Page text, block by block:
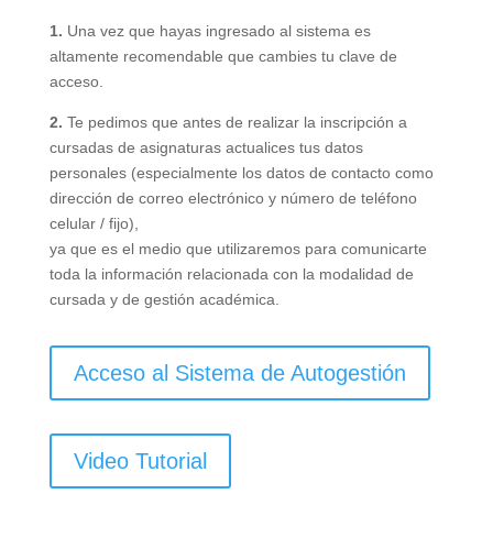
1. Una vez que hayas ingresado al sistema es
altamente recomendable que cambies tu clave de
acceso.
2. Te pedimos que antes de realizar la inscripción a
cursadas de asignaturas actualices tus datos
personales (especialmente los datos de contacto como
dirección de correo electrónico y número de teléfono
celular / fijo),
ya que es el medio que utilizaremos para comunicarte
toda la información relacionada con la modalidad de
cursada y de gestión académica.
Acceso al Sistema de Autogestión
Video Tutorial